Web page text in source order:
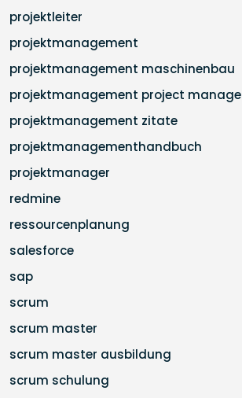
projektleiter
projektmanagement
projektmanagement maschinenbau
projektmanagement project
projektmanagement zitate
projektmanagementhandbuch
projektmanager
redmine
ressourcenplanung
salesforce
sap
scrum
scrum master
scrum master ausbildung
scrum schulung